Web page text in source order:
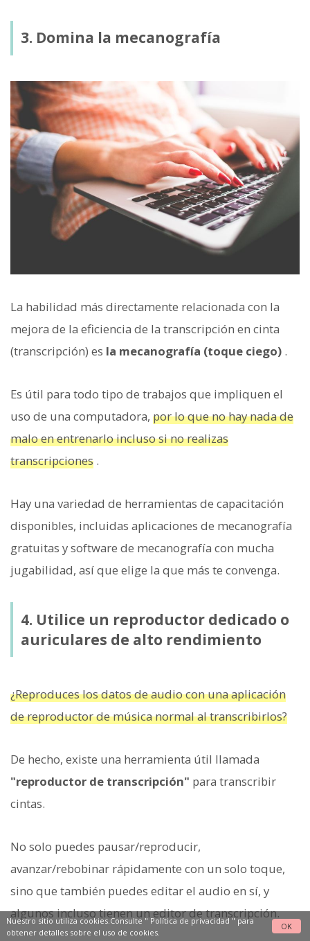
3. Domina la mecanografía
La habilidad más directamente relacionada con la
mejora de la eficiencia de la transcripción en cinta
(transcripción) es la mecanografía (toque ciego) .
Es útil para todo tipo de trabajos que impliquen el
uso de una computadora, por lo que no hay nada de
malo en entrenarlo incluso si no realizas
transcripciones .
Hay una variedad de herramientas de capacitación
disponibles, incluidas aplicaciones de mecanografía
gratuitas y software de mecanografía con mucha
jugabilidad, así que elige la que más te convenga.
4. Utilice un reproductor dedicado o
auriculares de alto rendimiento
¿Reproduces los datos de audio con una aplicación
de reproductor de música normal al transcribirlos?
De hecho, existe una herramienta útil llamada
"reproductor de transcripción" para transcribir
cintas.
No solo puedes pausar/reproducir,
avanzar/rebobinar rápidamente con un solo toque,
sino que también puedes editar el audio en sí, y
algunos incluso tienen un editor de transcripción.
Nuestro sitio utiliza cookies.Consulte "Política de privacidad" para
obtener detalles sobre el uso de cookies.
OK